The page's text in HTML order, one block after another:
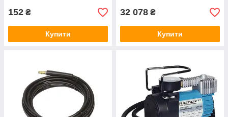
152 ₴
Купити
32 078 ₴
Купити